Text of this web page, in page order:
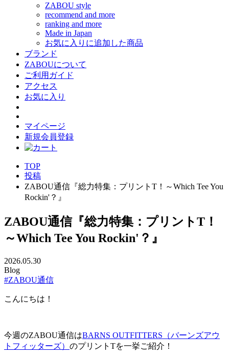
ZABOU style
recommend and more
ranking and more
Made in Japan
お気に入りに追加した商品
ブランド
ZABOUについて
ご利用ガイド
アクセス
お気に入り
マイページ
新規会員登録
TOP
投稿
ZABOU通信『総力特集：プリントT！～Which Tee You
Rockin'？』
ZABOU通信『総力特集：プリントT！
～Which Tee You Rockin'？』
2026.05.30
Blog
#ZABOU通信
こんにちは！
今週のZABOU通信はBARNS OUTFITTERS（バーンズアウ
トフィッターズ） のプリントTを一挙ご紹介！